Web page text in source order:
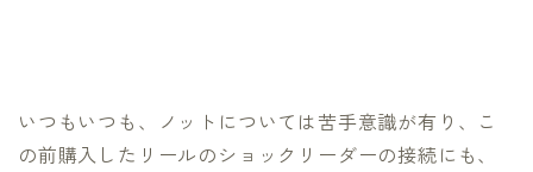
いつもいつも、ノットについては苦手意識が有り、こ
の前購入したリールのショックリーダーの接続にも、